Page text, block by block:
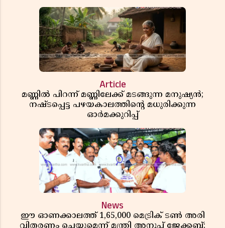
Article
മണ്ണിൽ പിറന്ന് മണ്ണിലേക്ക് മടങ്ങുന്ന മനുഷ്യൻ;
നഷ്ടപ്പെട്ട പഴയകാലത്തിൻ്റെ മധുരിക്കുന്ന
ഓർമക്കുറിപ്പ്
News
ഈ ഓണക്കാലത്ത് 1,65,000 മെട്രിക് ടൺ അരി
വിതരണം ചെയ്യുമെന്ന് മന്ത്രി അനൂപ് ജേക്കബ്;